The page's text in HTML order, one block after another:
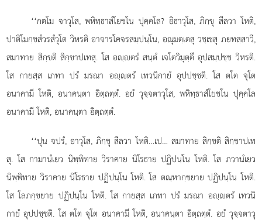
‘‘กตโม จาวุโส, พหิทฺธาสํโยชโน ปุคฺคโล? อิธาวุโส, ภิกฺขุ สีลวา โหติ,
ปาติโมกฺขสํวรสํวุโต วิหรติ อาจารโคจรสมฺปนฺโน, อณุมตฺเตสุ วชฺเชสุ ภยทสฺสาวี,
สมาทาย สิกฺขติ สิกฺขาปเทสุ. โส อฺตรํ สนฺตํ เจโตวิมุตฺตึ อุปสมฺปชฺช วิหรติ.
โส กายสฺส เภทา ปรํ มรณา อฺตรํ เทวนิกายํ อุปปชฺชติ. โส ตโต จุโต
อนาคามี โหติ, อนาคนฺตา อิตฺถตฺตํ. อยํ วุจฺจตาวุโส, พหิทฺธาสํโยชโน ปุคฺคโล
อนาคามี โหติ, อนาคนฺตา อิตฺถตฺตํ.
‘‘ปุน จปรํ, อาวุโส, ภิกฺขุ สีลวา โหติ…เป… สมาทาย สิกฺขติ สิกฺขาปเท
สุ. โส กามานํเยว นิพฺพิทาย วิราคาย นิโรธาย ปฏิปนฺโน โหติ. โส ภวานํเยว
นิพฺพิทาย วิราคาย นิโรธาย ปฏิปนฺโน โหติ. โส ตณฺหากฺขยาย ปฏิปนฺโน โหติ.
โส โลภกฺขยาย ปฏิปนฺโน โหติ. โส กายสฺส เภทาปรํ มรณา อฺตรํ เทวนิ
กายํ อุปปชฺชติ. โส ตโต จุโต อนาคามี โหติ, อนาคนฺตา อิตฺถตฺตํ. อยํ วุจฺจตาวุ